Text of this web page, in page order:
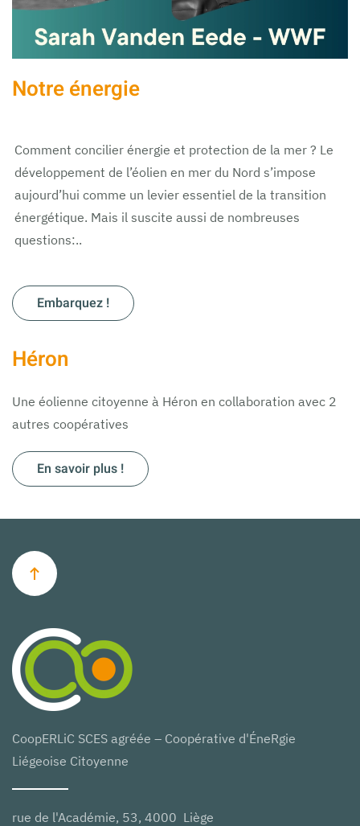
Notre énergie
Comment concilier énergie et protection de la mer ? Le
développement de l’éolien en mer du Nord s’impose
aujourd’hui comme un levier essentiel de la transition
énergétique. Mais il suscite aussi de nombreuses
questions:..
Embarquez !
Héron
Une éolienne citoyenne à Héron en collaboration avec 2
autres coopératives
En savoir plus !
CoopERLiC SCES agréée – Coopérative d'ÉneRgie
Liégeoise Citoyenne
rue de l'Académie, 53, 4000 Liège